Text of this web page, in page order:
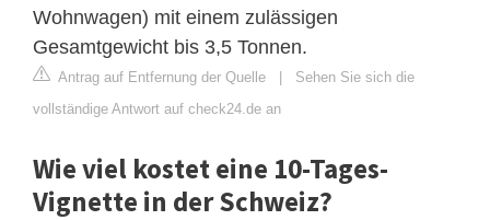
Wohnwagen) mit einem zulässigen
Gesamtgewicht bis 3,5 Tonnen.
Antrag auf Entfernung der Quelle | Sehen Sie sich die
vollständige Antwort auf check24.de an
Wie viel kostet eine 10-Tages-
Vignette in der Schweiz?